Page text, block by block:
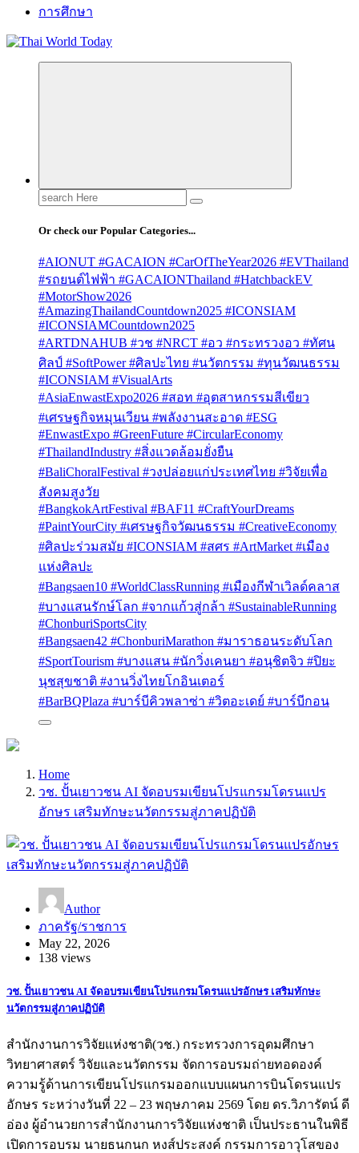
การศึกษา
Search
for:
Or check our Popular Categories...
#AIONUT #GACAION #CarOfTheYear2026 #EVThailand
#รถยนต์ไฟฟ้า #GACAIONThailand #HatchbackEV
#MotorShow2026
#AmazingThailandCountdown2025 #ICONSIAM
#ICONSIAMCountdown2025
#ARTDNAHUB #วช #NRCT #อว #กระทรวงอว #ทัศน
ศิลป์ #SoftPower #ศิลปะไทย #นวัตกรรม #ทุนวัฒนธรรม
#ICONSIAM #VisualArts
#AsiaEnwastExpo2026 #สอท #อุตสาหกรรมสีเขียว
#เศรษฐกิจหมุนเวียน #พลังงานสะอาด #ESG
#EnwastExpo #GreenFuture #CircularEconomy
#ThailandIndustry #สิ่งแวดล้อมยั่งยืน
#BaliChoralFestival #วงปล่อยแก่ประเทศไทย #วิจัยเพื่อ
สังคมสูงวัย
#BangkokArtFestival #BAF11 #CraftYourDreams
#PaintYourCity #เศรษฐกิจวัฒนธรรม #CreativeEconomy
#ศิลปะร่วมสมัย #ICONSIAM #สศร #ArtMarket #เมือง
แห่งศิลปะ
#Bangsaen10 #WorldClassRunning #เมืองกีฬาเวิลด์คลาส
#บางแสนรักษ์โลก #จากแก้วสู่กล้า #SustainableRunning
#ChonburiSportsCity
#Bangsaen42 #ChonburiMarathon #มาราธอนระดับโลก
#SportTourism #บางแสน #นักวิ่งเคนยา #อนุชิตจิว #ปิยะ
นุชสุขชาติ #งานวิ่งไทยโกอินเตอร์
#BarBQPlaza #บาร์บีคิวพลาซ่า #วิตอะเดย์ #บาร์บีกอน
Home
วช. ปั้นเยาวชน AI จัดอบรมเขียนโปรแกรมโดรนแปร
อักษร เสริมทักษะนวัตกรรมสู่ภาคปฏิบัติ
Author
ภาครัฐ/ราชการ
May 22, 2026
138 views
วช. ปั้นเยาวชน AI จัดอบรมเขียนโปรแกรมโดรนแปรอักษร เสริมทักษะ
นวัตกรรมสู่ภาคปฏิบัติ
สำนักงานการวิจัยแห่งชาติ(วช.) กระทรวงการอุดมศึกษา
วิทยาศาสตร์ วิจัยและนวัตกรรม จัดการอบรมถ่ายทอดองค์
ความรู้ด้านการเขียนโปรแกรมออกแบบแผนการบินโดรนแปร
อักษร ระหว่างวันที่ 22 – 23 พฤษภาคม 2569 โดย ดร.วิภารัตน์ ดี
อ่อง ผู้อำนวยการสำนักงานการวิจัยแห่งชาติ เป็นประธานในพิธี
เปิดการอบรม นายธนกนก หงส์ประสงค์ กรรมการอาวุโสของ